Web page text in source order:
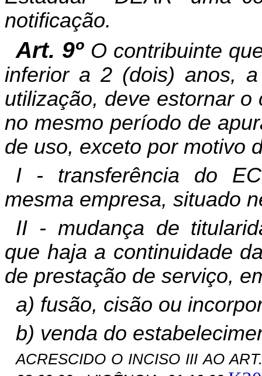
notificação.
Art. 9º O contribuinte
inferior a 2 (dois) anos,
utilização, deve estornar
no mesmo período de
de uso, exceto por motivo
I - transferência do
mesma empresa, situado
II - mudança de
que haja a continuidade
de prestação de serviço,
a) fusão, cisão ou
b) venda do
ACRESCIDO O INCISO III AO